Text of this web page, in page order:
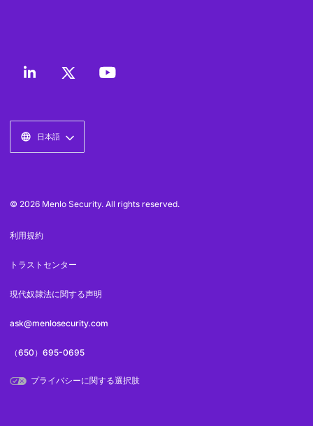
日本語
© 2026 Menlo Security. All rights reserved.
利用規約
トラストセンター
現代奴隷法に関する声明
ask@menlosecurity.com
（650）695-0695
プライバシーに関する選択肢